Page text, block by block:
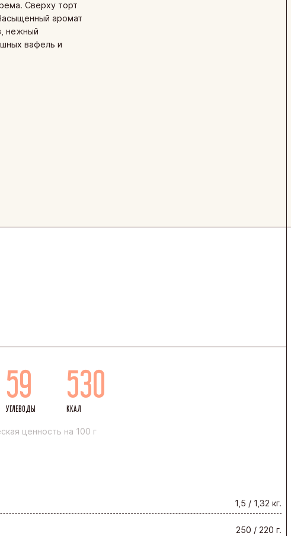
Сверху торт
аромат
нежный
вафель и
59
УГЛЕВОДЫ
530
ККАЛ
ценность на 100 г
1,5 / 1,32 кг.
250 / 220 г.